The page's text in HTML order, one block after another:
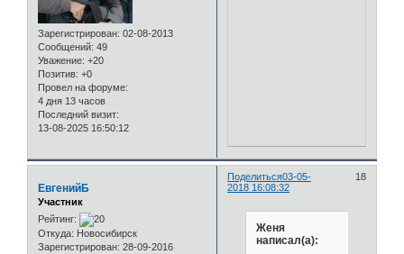
Зарегистрирован: 02-08-2013
Сообщений: 49
Уважение: +20
Позитив: +0
Провел на форуме:
4 дня 13 часов
Последний визит:
13-08-2025 16:50:12
Поделиться 18
03-05-
2018 16:08:32
ЕвгенийБ
Участник
Рейтинг:
Откуда: Новосибирск
Зарегистрирован: 28-09-2016
Женя
написал(а):